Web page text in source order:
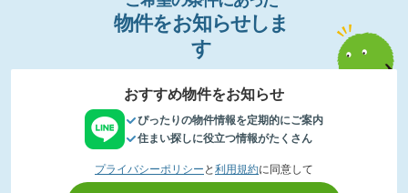
物件をお知らせし ま
す
おすすめ物件をお知らせ
ぴったりの物件情報を定期的にご案内
住まい探しに役立つ情報がたくさん
プライバシーポリシー と 利用規約に同意して